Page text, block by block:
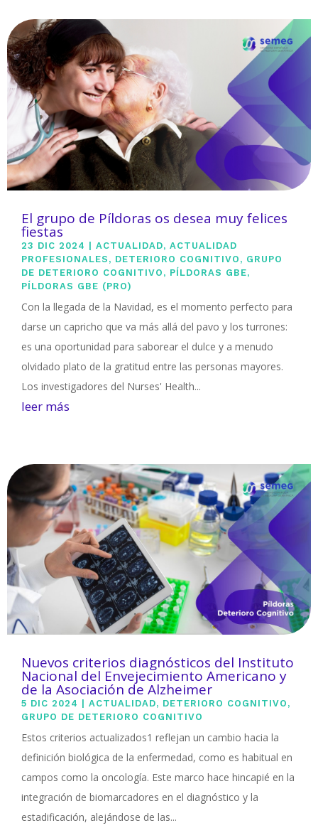
El grupo de Píldoras os desea muy felices
fiestas
23 DIC 2024 |ACTUALIDAD,ACTUALIDAD
PROFESIONALES , DETERIORO COGNITIVO , GRUPO
DE DETERIORO COGNITIVO , PÍLDORAS GBE,
PÍLDORAS GBE (PRO)
Con la llegada de la Navidad, es el momento perfecto para
darse un capricho que va más allá del pavo y los turrones:
es una oportunidad para saborear el dulce y a menudo
olvidado plato de la gratitud entre las personas mayores.
Los investigadores del Nurses' Health...
leer más
Nuevos criterios diagnósticos del Instituto
Nacional del Envejecimiento Americano y
de la Asociación de Alzheimer
5 DIC 2024 |ACTUALIDAD, DETERIORO COGNITIVO ,
GRUPO DE DETERIORO COGNITIVO
Estos criterios actualizados1 reflejan un cambio hacia la
definición biológica de la enfermedad, como es habitual en
campos como la oncología. Este marco hace hincapié en la
integración de biomarcadores en el diagnóstico y la
estadificación, alejándose de las...